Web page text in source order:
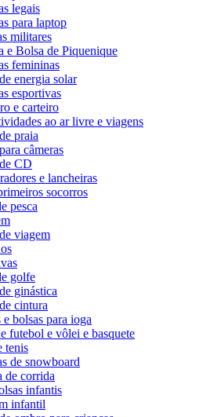
legais
para laptop
militares
e Bolsa de Piquenique
femininas
energia solar
esportivas
e carteiro
ao ar livre e viagens
praia
câmeras
CD
e lancheiras
socorros
pesca
viagem
golfe
ginástica
cintura
e bolsas para ioga
futebol e vôlei e basquete
tenis
de snowboard
de corrida
infantis
infantil